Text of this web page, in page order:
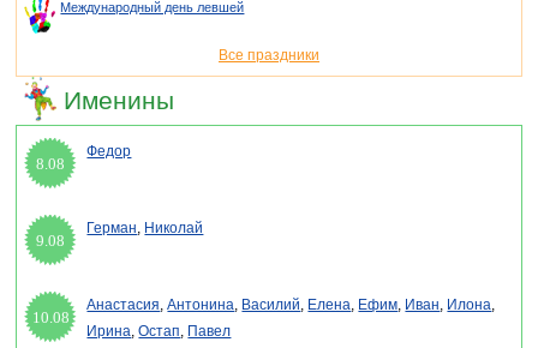
Международный день левшей
Все праздники
Именины
8.08
Федор
9.08
Герман, Николай
10.08
Анастасия,Антонина, Василий, Елена, Ефим, Иван, Илона,
Ирина,Остап, Павел